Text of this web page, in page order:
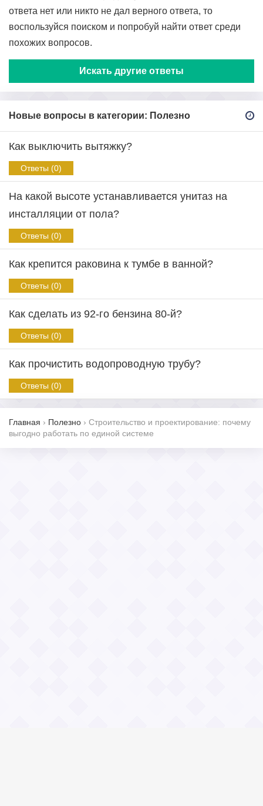
ответа нет или никто не дал верного ответа, то
воспользуйся поиском и попробуй найти ответ среди
похожих вопросов.
Искать другие ответы
Новые вопросы в категории: Полезно
Как выключить вытяжку?
Ответы (0)
На какой высоте устанавливается унитаз на
инсталляции от пола?
Ответы (0)
Как крепится раковина к тумбе в ванной?
Ответы (0)
Как сделать из 92-го бензина 80-й?
Ответы (0)
Как прочистить водопроводную трубу?
Ответы (0)
Главная › Полезно › Строительство и проектирование: почему
выгодно работать по единой системе